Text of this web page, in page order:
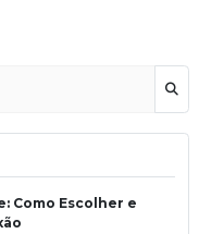
Como Escolher e